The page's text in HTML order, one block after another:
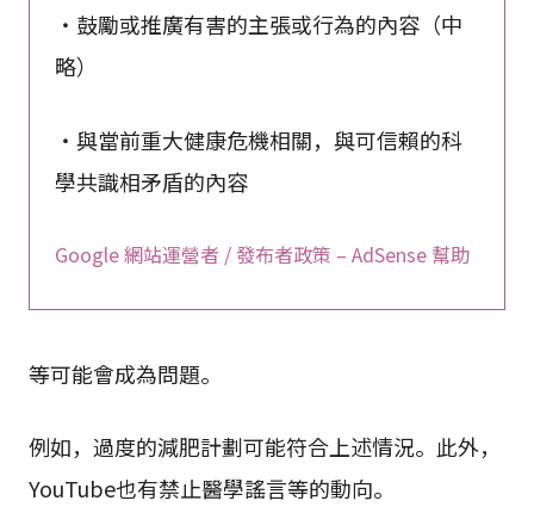
・鼓勵或推廣有害的主張或行為的內容（中
略）
・與當前重大健康危機相關，與可信賴的科
學共識相矛盾的內容
Google 網站運營者 / 發布者政策 – AdSense 幫助
等可能會成為問題。
例如，過度的減肥計劃可能符合上述情況。此外，
YouTube也有禁止醫學謠言等的動向。